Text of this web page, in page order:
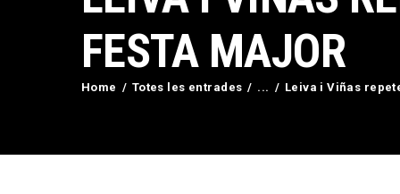
FESTA MAJOR
Home Totes les entrades ... Leiva i Viñas